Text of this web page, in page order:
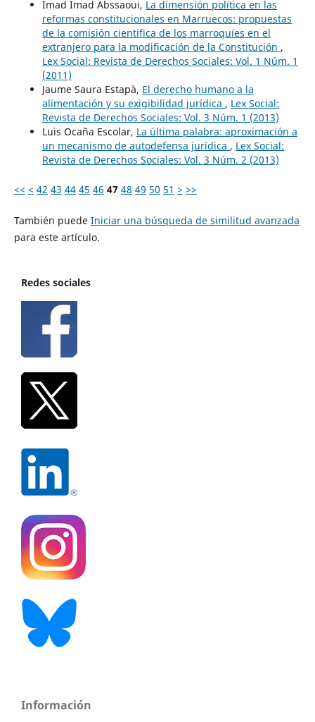
Imad Imad Abssaoui, La dimensión política en las
reformas constitucionales en Marruecos: propuestas
de la comisión cientifica de los marroquíes en el
extranjero para la modificación de la Constitución ,
Lex Social: Revista de Derechos Sociales: Vol. 1 Núm. 1
(2011)
Jaume Saura Estapà, El derecho humano a la
alimentación y su exigibilidad jurídica , Lex Social:
Revista de Derechos Sociales: Vol. 3 Núm. 1 (2013)
Luis Ocaña Escolar, La última palabra: aproximación a
un mecanismo de autodefensa jurídica , Lex Social:
Revista de Derechos Sociales: Vol. 3 Núm. 2 (2013)
<< < 42 43 44 45 46 47 48 49 50 51 > >>
También puede Iniciar una búsqueda de similitud avanzada
para este artículo.
Redes sociales
Información